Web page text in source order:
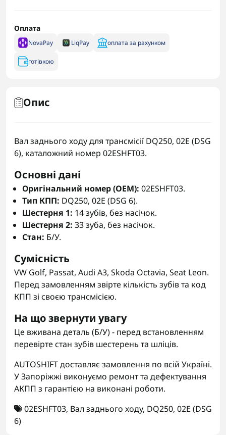
Оплата
NovaPay LiqPay оплата за рахунком
готівкою
Опис
Вал заднього ходу для трансмісії DQ250, 02E (DSG
6), каталожний номер 02ESHFT03.
Основні дані
Оригінальний номер (OEM): 02ESHFT03.
Тип КПП: DQ250, 02E (DSG 6).
Шестерня 1: 14 зубів, без насічок.
Шестерня 2: 33 зуба, без насічок.
Стан: Б/У.
Сумісність
VW Golf, Passat, Audi A3, Skoda Octavia, Seat Leon.
Перед замовленням звірте кількість зубів та код
КПП зі своєю трансмісією.
На що звернути увагу
Це вживана деталь (Б/У) - перед встановленням
перевірте стан зубів шестерень та шліців.
AUTOSHIFT доставляє замовлення по всій Україні.
У Запоріжжі виконуємо ремонт та дефектування
АКПП з гарантією на виконані роботи.
02ESHFT03, Вал заднього ходу, DQ250, 02E (DSG
6)